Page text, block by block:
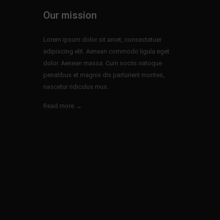
Our mission
Lorem ipsum dolor sit amet, consectetuer
adipiscing elit. Aenean commodo ligula eget
dolor. Aenean massa. Cum sociis natoque
penatibus et magnis dis parturient montes,
nascetur ridiculus mus.
Read more →